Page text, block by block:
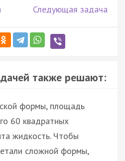
Следующая задача
также решают:
формы, площадь
60 квадратных
жидкость. Чтобы
сложной формы,